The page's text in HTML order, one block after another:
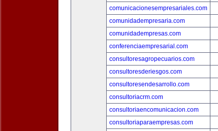
comunicacionesempresariales.com
comunidadempresaria.com
comunidadempresas.com
conferenciaempresarial.com
consultoresagropecuarios.com
consultoresderiesgos.com
consultoresendesarrollo.com
consultoriacrm.com
consultoriaencomunicacion.com
consultoriaparaempresas.com